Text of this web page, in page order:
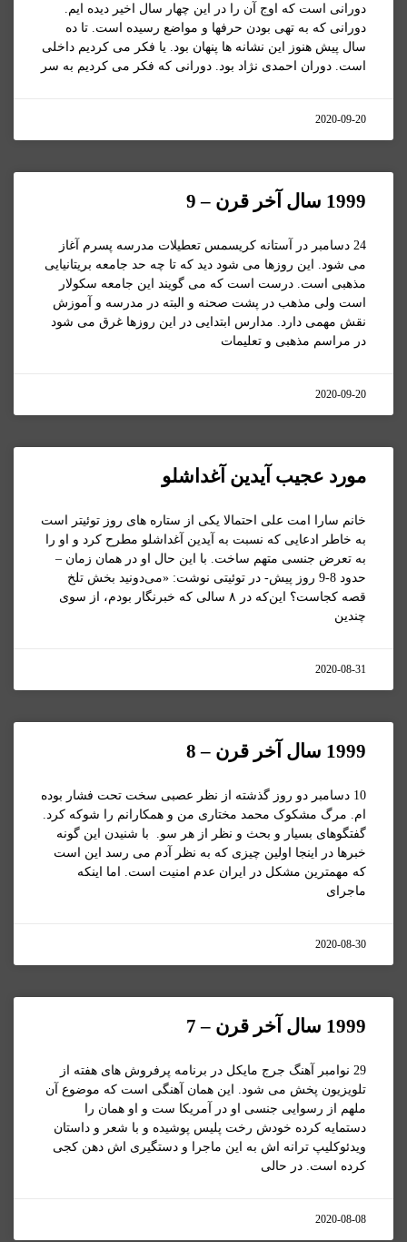
دورانی است که اوج آن را در این چهار سال اخیر دیده ایم.
دورانی که به تهی بودن حرفها و مواضع رسیده است. تا ده
سال پیش هنوز این نشانه ها پنهان بود. یا فکر می کردیم داخلی
است. دوران احمدی نژاد بود. دورانی که فکر می کردیم به سر
2020-09-20
1999 سال آخر قرن – 9
24 دسامبر در آستانه کریسمس تعطیلات مدرسه پسرم آغاز
می شود. این روزها می شود دید که تا چه حد جامعه بریتانیایی
مذهبی است. درست است که می گویند این جامعه سکولار
است ولی مذهب در پشت صحنه و البته در مدرسه و آموزش
نقش مهمی دارد. مدارس ابتدایی در این روزها غرق می شود
در مراسم مذهبی و تعلیمات
2020-09-20
مورد عجیب آیدین آغداشلو
خانم سارا امت علی احتمالا یکی از ستاره های روز توئیتر است
به خاطر ادعایی که نسبت به آیدین آغداشلو مطرح کرد و او را
به تعرض جنسی متهم ساخت. با این حال او در همان زمان –
حدود 8-9 روز پیش- در توئیتی نوشت: «می‌دونید بخش تلخ
قصه کجاست؟ این‌که در ۸ سالی که خبرنگار بودم، از سوی
چندین
2020-08-31
1999 سال آخر قرن – 8
10 دسامبر دو روز گذشته از نظر عصبی سخت تحت فشار بوده
ام. مرگ مشکوک محمد مختاری من و همکارانم را شوکه کرد.
گفتگوهای بسیار و بحث و نظر از هر سو. با شنیدن این گونه
خبرها در اینجا اولین چیزی که به نظر آدم می رسد این است
که مهمترین مشکل در ایران عدم امنیت است. اما اینکه
ماجرای
2020-08-30
1999 سال آخر قرن – 7
29 نوامبر آهنگ جرج مایکل در برنامه پرفروش های هفته از
تلویزیون پخش می شود. این همان آهنگی است که موضوع آن
ملهم از رسوایی جنسی او در آمریکا ست و او همان را
دستمایه کرده خودش رخت پلیس پوشیده و با شعر و داستان
ویدئوکلیپ ترانه اش به این ماجرا و دستگیری اش دهن کجی
کرده است. در حالی
2020-08-08